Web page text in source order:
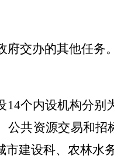
府交办的其他任务。
14个内设机构分别
公共资源交易和
市建设科、农林水